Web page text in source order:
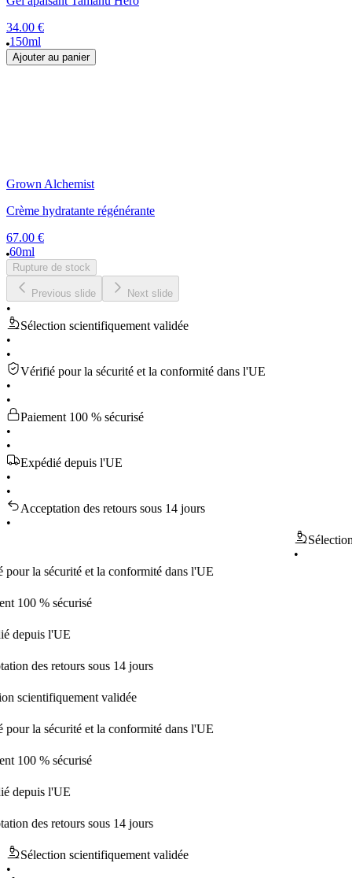
34.00 €
150ml
Ajouter au panier
Grown Alchemist
Crème hydratante régénérante
67.00 €
60ml
Rupture de stock
Previous slide Next slide
•
Sélection scientifiquement validée
•
•
Vérifié pour la sécurité et la conformité dans l'UE
•
•
Paiement 100 % sécurisé
•
•
Expédié depuis l'UE
•
•
Acceptation des retours sous 14 jours
•
Sélection
sécurité et la conformité dans l'UE
% sécurisé
l'UE
retours sous 14 jours
validée
sécurité et la conformité dans l'UE
% sécurisé
l'UE
retours sous 14 jours
Sélection scientifiquement validée
•